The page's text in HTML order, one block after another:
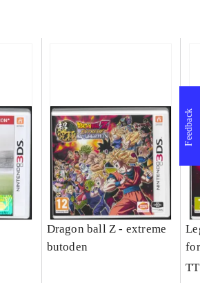
Dragon ball Z - extreme
butoden
Feedback